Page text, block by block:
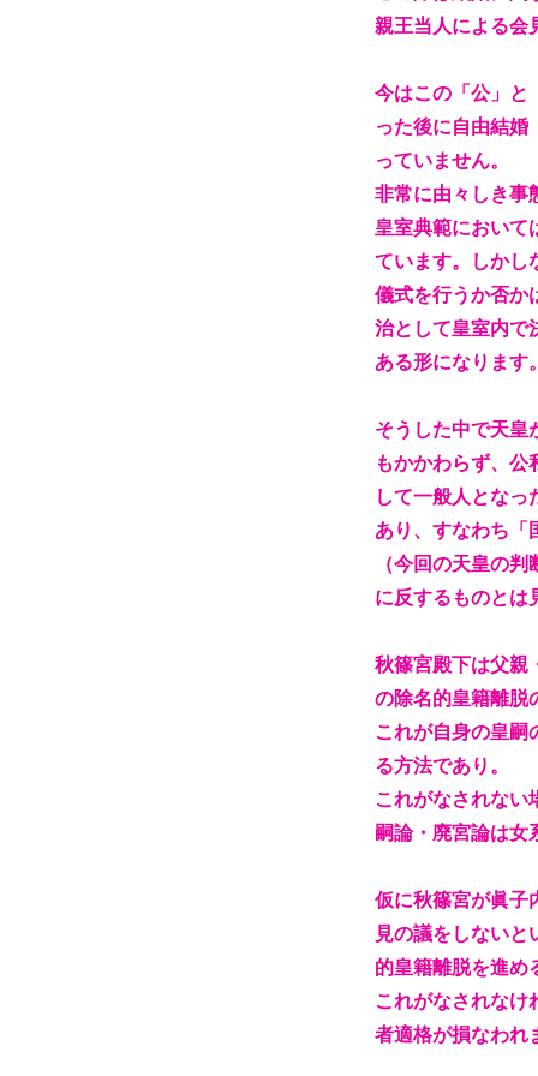
親王当人による会
今はこの「公」と
った後に自由結婚
っていません。
非常に由々しき事
皇室典範において
ています。しかし
儀式を行うか否か
治として皇室内で
ある形になります
そうした中で天皇
もかかわらず、
して一般人とな
あり、すなわち「
（今回の天皇の
に反するものとは
秋篠宮殿下は父親
の除名的皇籍離脱
これが自身の皇嗣
る方法であり。
これがなされない
嗣論・廃宮論は女
仮に秋篠宮が眞子
見の議をしない
的皇籍離脱を進め
これがなされなけ
者適格が損なわれ